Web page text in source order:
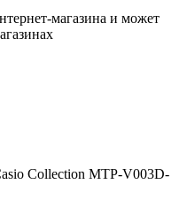
магазина и может
Collection MTP-V003D-